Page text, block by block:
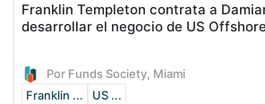
Franklin Templeton contrata a
desarrollar el negocio de US Offshore
Por Funds Society, Miami
Franklin ...
US ...